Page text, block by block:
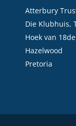
Atterbury
Die Klubhuis,
Hoek van
Hazelwood
Pretoria